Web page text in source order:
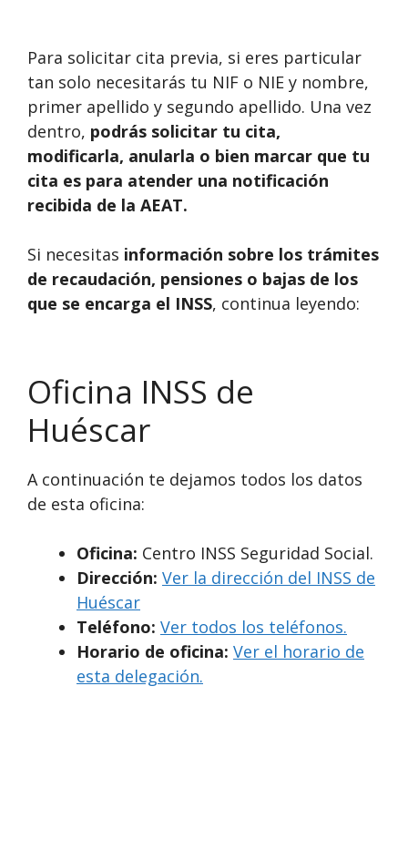
Para solicitar cita previa, si eres particular
tan solo necesitarás tu NIF o NIE y nombre,
primer apellido y segundo apellido. Una vez
dentro, podrás solicitar tu cita,
modificarla, anularla o bien marcar que tu
cita es para atender una notificación
recibida de la AEAT.
Si necesitas información sobre los trámites
de recaudación, pensiones o bajas de los
que se encarga el INSS, continua leyendo:
Oficina INSS de
Huéscar
A continuación te dejamos todos los datos
de esta oficina:
Oficina: Centro INSS Seguridad Social.
Dirección: Ver la dirección del INSS de
Huéscar
Teléfono: Ver todos los teléfonos.
Horario de oficina: Ver el horario de
esta delegación.